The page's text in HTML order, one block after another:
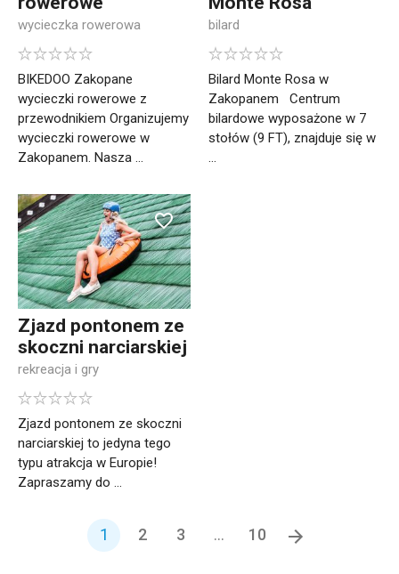
wycieczka rowerowa
BIKEDOO Zakopane
wycieczki rowerowe z
przewodnikiem Organizujemy
wycieczki rowerowe w
Zakopanem. Nasza ...
bilard
Bilard Monte Rosa w
Zakopanem Centrum
bilardowe wyposażone w 7
stołów (9 FT), znajduje się w
...
Zjazd pontonem ze
skoczni narciarskiej
rekreacja i gry
Zjazd pontonem ze skoczni
narciarskiej to jedyna tego
typu atrakcja w Europie!
Zapraszamy do ...
1 2 3 ... 10